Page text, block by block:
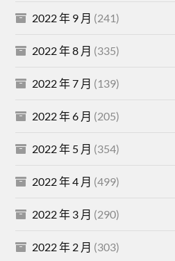
2022 年 9 月 (241)
2022 年 8 月 (335)
2022 年 7 月 (139)
2022 年 6 月 (205)
2022 年 5 月 (354)
2022 年 4 月 (499)
2022 年 3 月 (290)
2022 年 2 月 (303)